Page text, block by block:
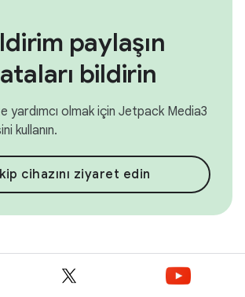
paylaşın
bildirin
yardımcı olmak için Jetpack Media3
kullanın.
cihazını ziyaret edin